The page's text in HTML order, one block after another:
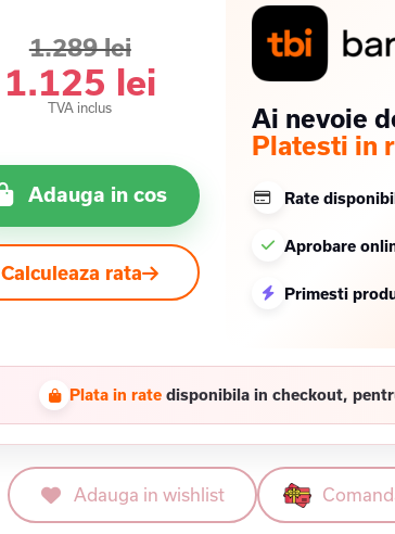
1.289 lei
1.125 lei
TVA inclus
Adauga in cos
Calculeaza rata
Ai nevoie
Platesti in
Rate
Aprobare
Primesti
Plata in rate disponibila in checkout,
Adauga in wishlist